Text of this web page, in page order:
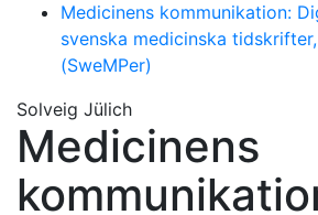
Medicinens kommunikation:
svenska medicinska tidskrifter,
(SweMPer)
Solveig Jülich
Medicinens